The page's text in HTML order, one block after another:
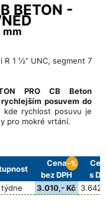
BETON -
mm
½” UNC, segment 7
PRO CB Beton
posuvem do
rychlost posuvu je
pro mokré vrtání.
Cena
bez DPH
-%
s
3.010,- Kč